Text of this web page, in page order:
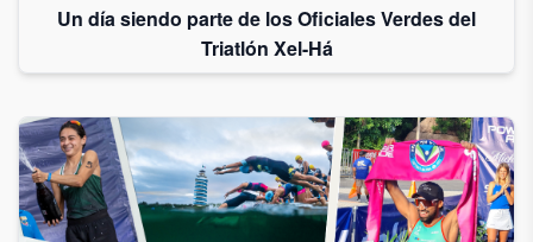
Un día siendo parte de los Oficiales Verdes del
Triatlón Xel-Há